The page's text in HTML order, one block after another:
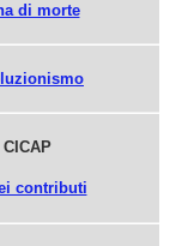
di morte
CICAP
contributi